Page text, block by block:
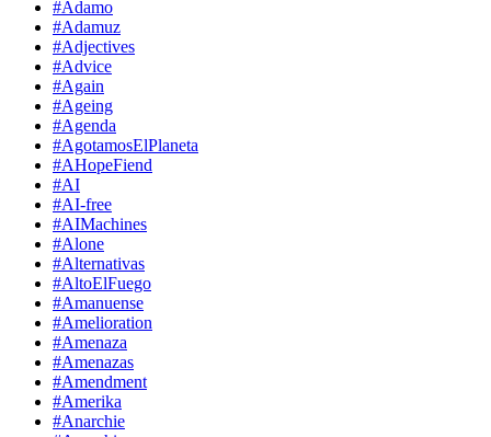
#Adamo
#Adamuz
#Adjectives
#Advice
#Again
#Ageing
#Agenda
#AgotamosElPlaneta
#AHopeFiend
#AI
#AI-free
#AIMachines
#Alone
#Alternativas
#AltoElFuego
#Amanuense
#Amelioration
#Amenaza
#Amenazas
#Amendment
#Amerika
#Anarchie